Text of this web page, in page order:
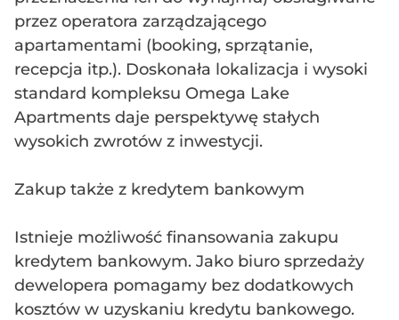
przez operatora zarządzającego
apartamentami (booking, sprzątanie,
recepcja itp.). Doskonała lokalizacja i wysoki
standard kompleksu Omega Lake
Apartments daje perspektywę stałych
wysokich zwrotów z inwestycji.
Zakup także z kredytem bankowym
Istnieje możliwość finansowania zakupu
kredytem bankowym. Jako biuro sprzedaży
dewelopera pomagamy bez dodatkowych
kosztów w uzyskaniu kredytu bankowego.